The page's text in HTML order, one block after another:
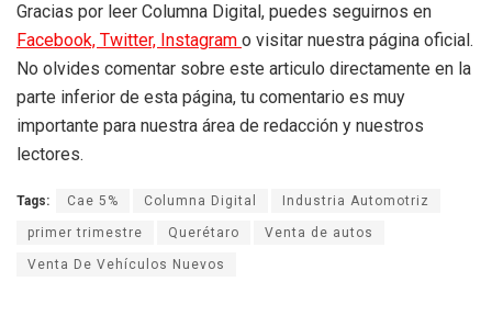
Gracias por leer Columna Digital, puedes seguirnos en
Facebook, Twitter, Instagram o visitar nuestra página oficial.
No olvides comentar sobre este articulo directamente en la
parte inferior de esta página, tu comentario es muy
importante para nuestra área de redacción y nuestros
lectores.
Tags: Cae 5% Columna Digital Industria Automotriz
primer trimestre Querétaro Venta de autos
Venta De Vehículos Nuevos